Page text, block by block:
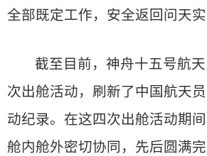
全部既定工作，安全返回问天实
截至目前，神舟十五号航
次出舱活动，刷新了中国航天
动纪录。在这四次出舱活动期
舱内舱外密切协同，先后圆满